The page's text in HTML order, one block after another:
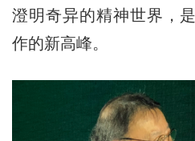
澄明奇异的精神世界，
作的新高峰。